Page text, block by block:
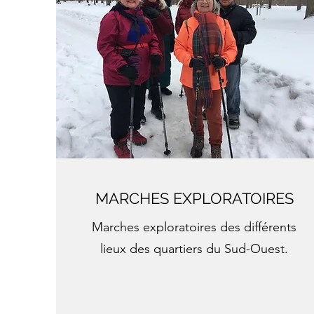
MARCHES EXPLORATOIRES
Marches exploratoires des différents
lieux des quartiers du Sud-Ouest.